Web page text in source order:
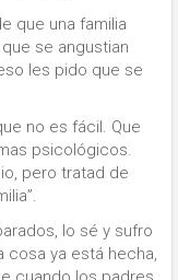
que una familia
se angustian
les pido que se
no es fácil. Que
psicológicos.
pero tratad de
lo sé y sufro
cosa ya está hecha,